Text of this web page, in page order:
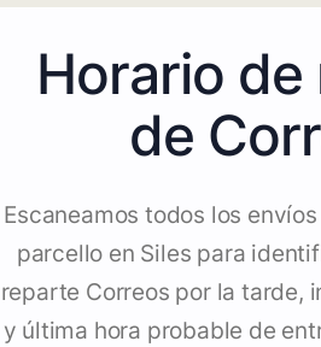
Horario
de
Escaneamos todos los
parcello en Siles para
reparte Correos por la tarde,
y última hora probable de